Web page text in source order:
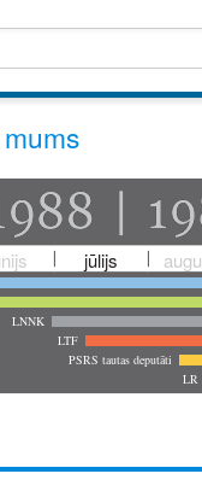
jūlijs
LNNK
LTF
PSRS tautas deputāti
LR